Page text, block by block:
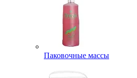
Паковочные массы